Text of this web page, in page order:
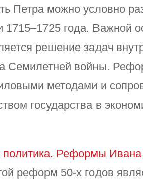
Петра можно условно
1715–1725 года. Важной
решение задач
Семилетней войны.
методами и
государства в
политика. Реформы
реформ 50-х годов